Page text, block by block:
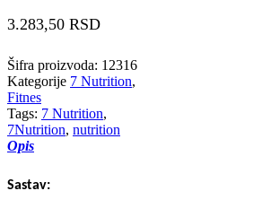
3.283,50 RSD
Šifra proizvoda: 12316
Kategorije 7 Nutrition,
Fitnes
Tags: 7 Nutrition,
7Nutrition, nutrition
Opis
Sastav: